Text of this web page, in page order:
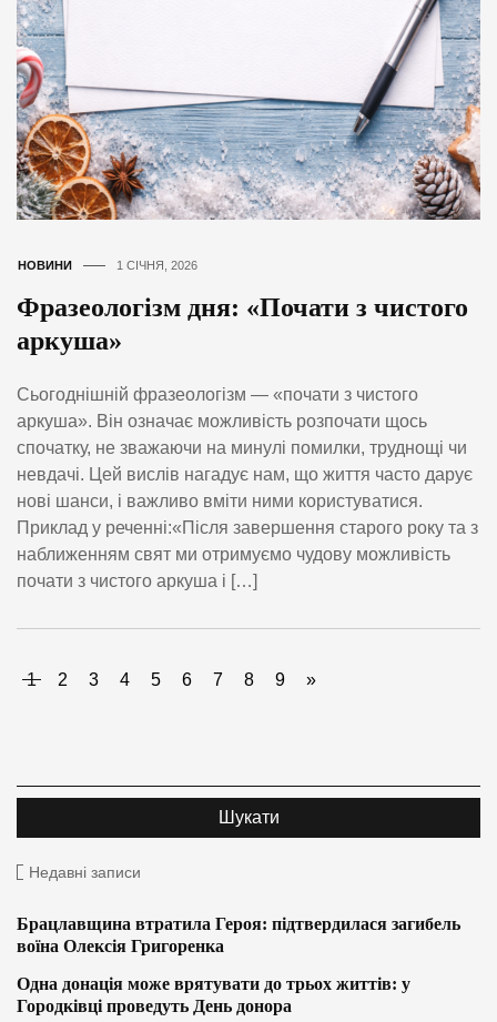
НОВИНИ 1 СІЧНЯ, 2026
Фразеологізм дня: «Почати з чистого
аркуша»
Сьогоднішній фразеологізм — «почати з чистого
аркуша». Він означає можливість розпочати щось
спочатку, не зважаючи на минулі помилки, труднощі чи
невдачі. Цей вислів нагадує нам, що життя часто дарує
нові шанси, і важливо вміти ними користуватися.
Приклад у реченні:«Після завершення старого року та з
наближенням свят ми отримуємо чудову можливість
почати з чистого аркуша і […]
1 2 3 4 5 6 7 8 9 »
Недавні записи
Брацлавщина втратила Героя: підтвердилася загибель
воїна Олексія Григоренка
Одна донація може врятувати до трьох життів: у
Городківці проведуть День донора